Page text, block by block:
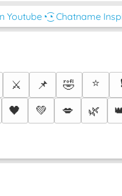
Youtube◔͜͡◔ Chatname
⚔️ 📌 🤣 ⭐
🖤 💚 💋 🌿